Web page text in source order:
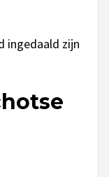
ingedaald zijn